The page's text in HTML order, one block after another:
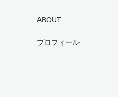
ABOUT
プロフィール